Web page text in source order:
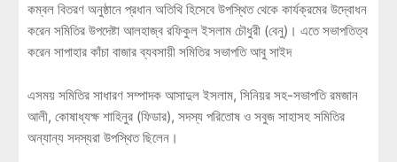
কম্বল বিতরণ অনুষ্ঠানে প্রধান অতিথি হিসেবে উপস্থিত থেকে কার্যক্রমের উদ্বোধন
করেন সমিতির উপদেষ্টা আলহাজ্ব রফিকুল ইসলাম চৌধুরী (বেনু)। এতে সভাপতিত্ব
করেন সাপাহার কাঁচা বাজার ব্যবসায়ী সমিতির সভাপতি আবু সাইদ
এসময় সমিতির সাধারণ সম্পাদক আসাদুল ইসলাম, সিনিয়র সহ-সভাপতি রমজান
আলী, কোষাধ্যক্ষ শাহিনুর (ফিডার), সদস্য পরিতোষ ও সবুজ সাহাসহ সমিতির
অন্যান্য সদস্যরা উপস্থিত ছিলেন।